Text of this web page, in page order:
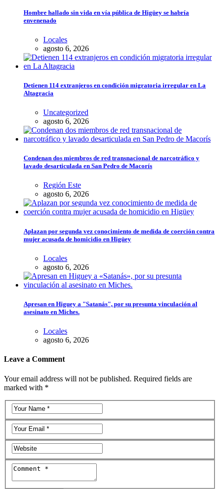
Hombre hallado sin vida en vía pública de Higüey se habría
envenenado
Locales
agosto 6, 2026
Detienen 114 extranjeros en condición migratoria irregular en La
Altagracia
Uncategorized
agosto 6, 2026
Condenan dos miembros de red transnacional de narcotráfico y
lavado desarticulada en San Pedro de Macorís
Región Este
agosto 6, 2026
Aplazan por segunda vez conocimiento de medida de coerción contra
mujer acusada de homicidio en Higüey
Locales
agosto 6, 2026
Apresan en Higuey a "Satanás", por su presunta vinculación al
asesinato en Miches.
Locales
agosto 6, 2026
Leave a Comment
Your email address will not be published. Required fields are
marked with *